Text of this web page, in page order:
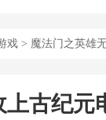
戏 > 魔法门之英雄
古纪元